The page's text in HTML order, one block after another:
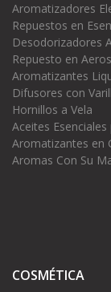
Aromatizadores
Repuestos en
Desodorizadores
Repuesto en
Aromatizantes
Difusores con
Hornillos a Vela
Aceites
Aromatizantes en
Aromas Con Su
COSMÉTICA